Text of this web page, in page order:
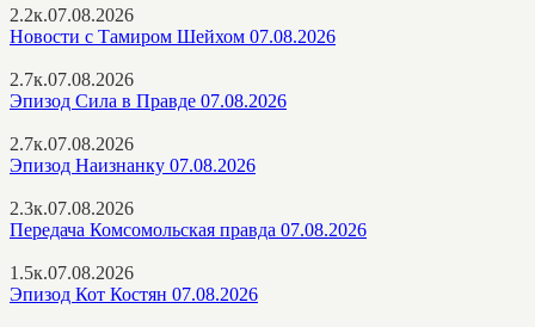
2.2к.07.08.2026
Новости с Тамиром Шейхом 07.08.2026
2.7к.07.08.2026
Эпизод Сила в Правде 07.08.2026
2.7к.07.08.2026
Эпизод Наизнанку 07.08.2026
2.3к.07.08.2026
Передача Комсомольская правда 07.08.2026
1.5к.07.08.2026
Эпизод Кот Костян 07.08.2026